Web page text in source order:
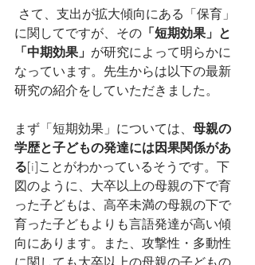
に関してですが、その 「短期効果」と
「中期効果」 が研究によって明らかに
なっています。先生からは以下の最新
研究の紹介をしていただきました。
まず「短期効果」については、 母親の
学歴と子どもの発達には因果関係があ
る[i]ことがわかっているそうです。下
図のように、大卒以上の母親の下で育
った子どもは、高卒未満の母親の下で
育った子どもよりも言語発達が高い傾
向にあります。また、攻撃性・多動性